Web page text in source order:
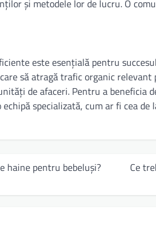
și metodele lor de lucru. O
este esențială pentru
să atragă trafic organic
de afaceri. Pentru a beneficia
specializată, cum ar fi cea de
haine pentru bebeluși?
Ce